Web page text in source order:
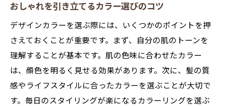
おしゃれを引き立てるカラー選びのコツ
デザインカラーを選ぶ際には、いくつかのポイントを押
さえておくことが重要です。まず、自分の肌のトーンを
理解することが基本です。肌の色味に合わせたカラー
は、顔色を明るく見せる効果があります。次に、髪の質
感やライフスタイルに合ったカラーを選ぶことが大切で
す。毎日のスタイリングが楽になるカラーリングを選ぶ